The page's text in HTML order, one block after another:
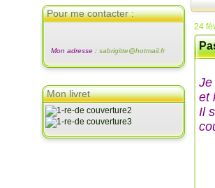
Pour me contacter :
Mon adresse : sabrigitte@hotmail.fr
Mon livret
24
Je
et
Il